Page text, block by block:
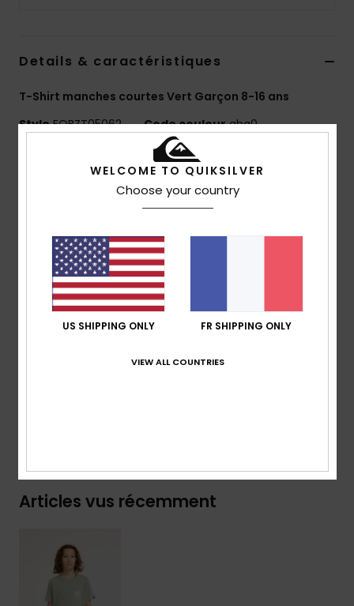
Details & caractéristiques
T-Shirt manches courtes Vert Garçon 8-16 ans
StyleEQBZT05062 Code couleurghg0
90 % de coton biologique certifié
Matière :jersey 100% coton biologique [160 g/m2]
Coupe :Regular
Col :col rond
Autre :sérigraphie poitrine et dos
Marquage :étiquette tissée sur la manche
Articles vus récemment
WELCOME TO QUIKSILVER
Choose your country
US SHIPPING ONLY FR SHIPPING ONLY
VIEW ALL COUNTRIES